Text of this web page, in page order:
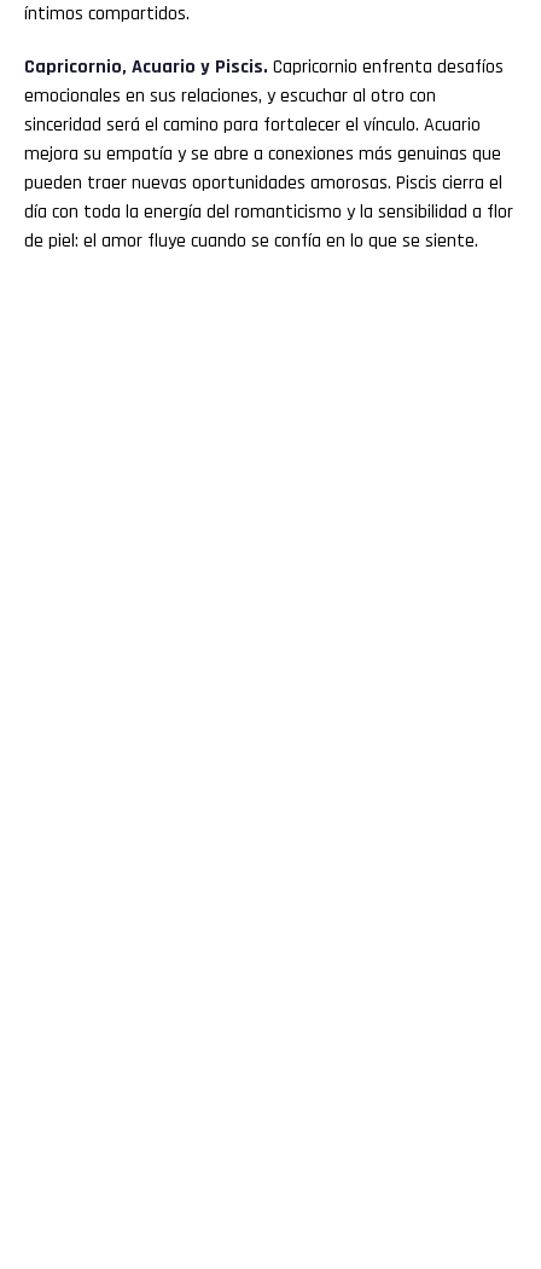
íntimos compartidos.
Capricornio, Acuario y Piscis. Capricornio enfrenta desafíos
emocionales en sus relaciones, y escuchar al otro con
sinceridad será el camino para fortalecer el vínculo. Acuario
mejora su empatía y se abre a conexiones más genuinas que
pueden traer nuevas oportunidades amorosas. Piscis cierra el
día con toda la energía del romanticismo y la sensibilidad a flor
de piel: el amor fluye cuando se confía en lo que se siente.